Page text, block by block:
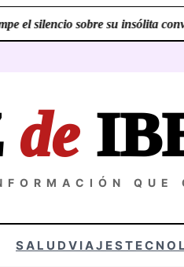
silencio sobre su insólita
de
QUE
SALUDVIAJES